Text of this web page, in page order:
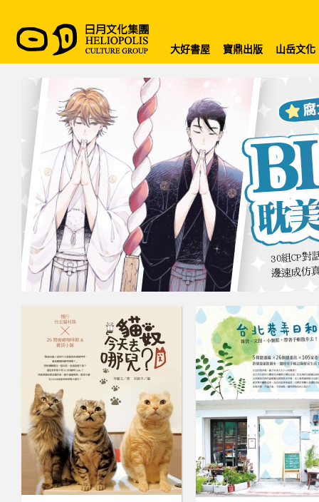
大好書屋 寶鼎出版 山岳文化